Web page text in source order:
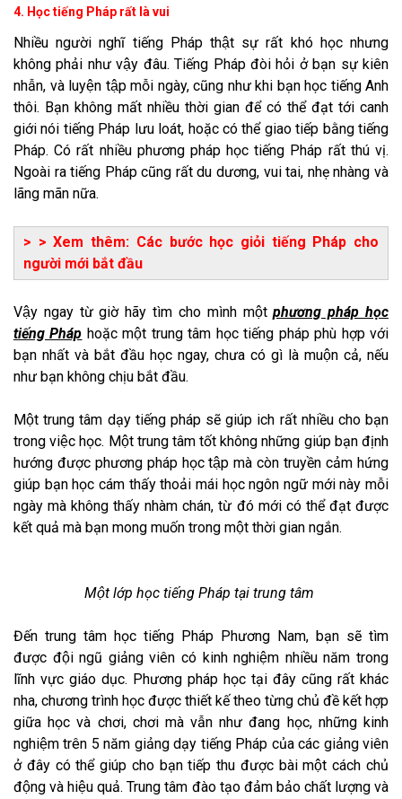
4. Học tiếng Pháp rất là vui
Nhiều người nghĩ tiếng Pháp thật sự rất khó học nhưng
không phải như vậy đâu. Tiếng Pháp đòi hỏi ở bạn sự kiên
nhẫn, và luyện tập mỗi ngày, cũng như khi bạn học tiếng Anh
thôi. Bạn không mất nhiều thời gian để có thể đạt tới canh
giới nói tiếng Pháp lưu loát, hoặc có thể giao tiếp bằng tiếng
Pháp. Có rất nhiều phương pháp học tiếng Pháp rất thú vị.
Ngoài ra tiếng Pháp cũng rất du dương, vui tai, nhẹ nhàng và
lãng mãn nữa.
> > Xem thêm: Các bước học giỏi tiếng Pháp cho
người mới bắt đầu
Vậy ngay từ giờ hãy tìm cho mình mộtphương pháp học
tiếng Pháp hoặc một trung tâm học tiếng pháp phù hợp với
bạn nhất và bắt đầu học ngay, chưa có gì là muộn cả, nếu
như bạn không chịu bắt đầu.
Một trung tâm dạy tiếng pháp sẽ giúp ich rất nhiều cho bạn
trong việc học. Một trung tâm tốt không những giúp bạn định
hướng được phương pháp học tập mà còn truyền cảm hứng
giúp bạn học cám thấy thoải mái học ngôn ngữ mới này mỗi
ngày mà không thấy nhàm chán, từ đó mới có thể đạt được
kết quả mà bạn mong muốn trong một thời gian ngắn.
Một lớp học tiếng Pháp tại trung tâm
Đến trung tâm học tiếng Pháp Phương Nam, bạn sẽ tìm
được đội ngũ giảng viên có kinh nghiệm nhiều năm trong
lĩnh vực giáo dục. Phương pháp học tại đây cũng rất khác
nha, chương trình học được thiết kế theo từng chủ đề kết hợp
giữa học và chơi, chơi mà vẫn như đang học, những kinh
nghiệm trên 5 năm giảng dạy tiếng Pháp của các giảng viên
ở đây có thể giúp cho bạn tiếp thu được bài một cách chủ
động và hiệu quả. Trung tâm đào tạo đảm bảo chất lượng và